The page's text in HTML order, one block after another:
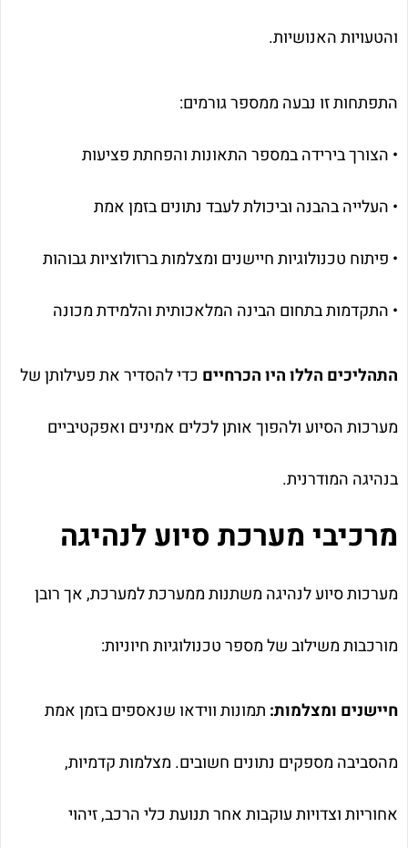
והטעויות האנושיות.
התפתחות זו נבעה ממספר גורמים:
• הצורך בירידה במספר התאונות והפחתת פציעות
• העלייה בהבנה וביכולת לעבד נתונים בזמן אמת
• פיתוח טכנולוגיות חיישנים ומצלמות ברזולוציות גבוהות
• התקדמות בתחום הבינה המלאכותית והלמידת מכונה
התהליכים הללו היו הכרחיים כדי להסדיר את פעילותן של
מערכות הסיוע ולהפוך אותן לכלים אמינים ואפקטיביים
בנהיגה המודרנית.
מרכיבי מערכת סיוע לנהיגה
מערכות סיוע לנהיגה משתנות ממערכת למערכת, אך רובן
מורכבות משילוב של מספר טכנולוגיות חיוניות:
חיישנים ומצלמות: תמונות ווידאו שנאספים בזמן אמת
מהסביבה מספקים נתונים חשובים. מצלמות קדמיות,
אחוריות וצדויות עוקבות אחר תנועת כלי הרכב, זיהוי